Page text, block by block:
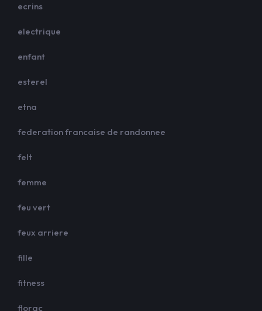
ecrins
electrique
enfant
esterel
etna
federation francaise de randonnee
felt
femme
feu vert
feux arriere
fille
fitness
florac